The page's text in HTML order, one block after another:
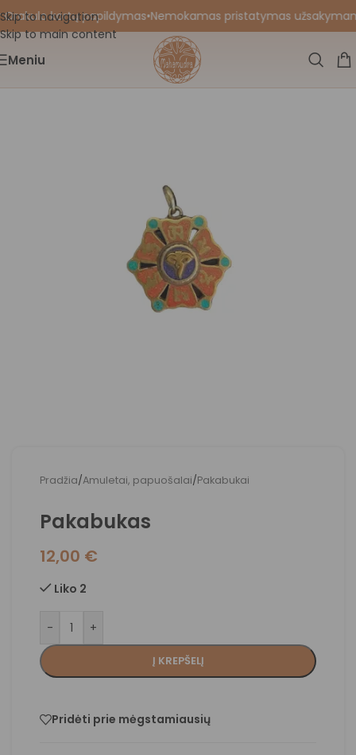
Skip to navigation
Skip to main content
kortų papildymas•Nemokamas pristatymas
Meniu
Pradžia/Amuletai, papuošalai/Pakabukai
Pakabukas
12,00 €
Liko 2
- +
Į KREPŠELĮ
Pridėti prie mėgstamiausių